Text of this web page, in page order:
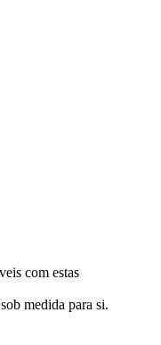
com estas
medida para si.